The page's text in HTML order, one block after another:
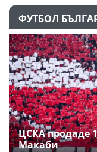
ФУТБОЛ
ЦСКА продаде
Макаби